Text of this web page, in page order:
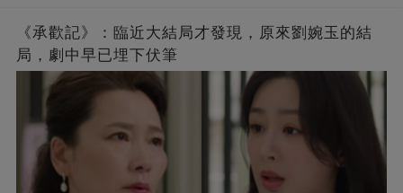
《承歡記》：臨近大結局才發現，原來劉婉玉的結
局，劇中早已埋下伏筆